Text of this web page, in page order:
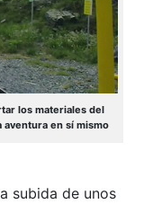
los materiales del
en sí mismo
subida de unos